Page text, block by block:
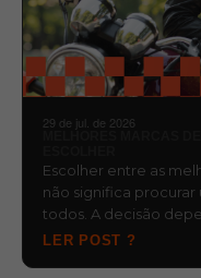
29 de jul. de 2026
Escolher entre as
não significa
todos. A decisão
LER POST ?